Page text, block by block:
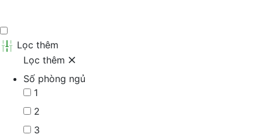
Lọc thêm
Lọc thêm
Số phòng ngủ
1
2
3